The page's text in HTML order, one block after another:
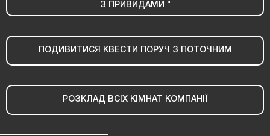
З ПРИВИДАМИ "
ПОДИВИТИСЯ КВЕСТИ ПОРУЧ З ПОТОЧНИМ
РОЗКЛАД ВСІХ КІМНАТ КОМПАНІЇ